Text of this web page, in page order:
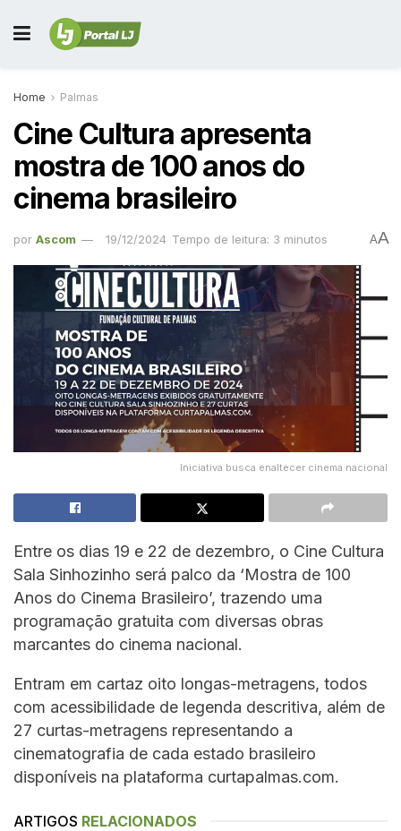
Home Palmas
Cine Cultura apresenta
mostra de 100 anos do
cinema brasileiro
por Ascom 19/12/2024 Tempo de leitura: 3 minutos AA
Iniciativa busca enaltecer cinema nacional
Entre os dias 19 e 22 de dezembro, o Cine Cultura
Sala Sinhozinho será palco da ‘Mostra de 100
Anos do Cinema Brasileiro’, trazendo uma
programação gratuita com diversas obras
marcantes do cinema nacional.
Entram em cartaz oito longas-metragens, todos
com acessibilidade de legenda descritiva, além de
27 curtas-metragens representando a
cinematografia de cada estado brasileiro
disponíveis na plataforma curtapalmas.com.
ARTIGOS RELACIONADOS